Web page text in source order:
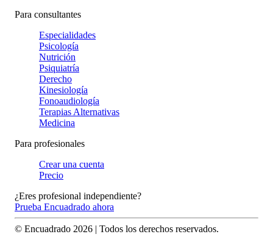
Para consultantes
Especialidades
Psicología
Nutrición
Psiquiatría
Derecho
Kinesiología
Fonoaudiología
Terapias Alternativas
Medicina
Para profesionales
Crear una cuenta
Precio
¿Eres profesional independiente?
Prueba Encuadrado ahora
© Encuadrado 2026 | Todos los derechos reservados.